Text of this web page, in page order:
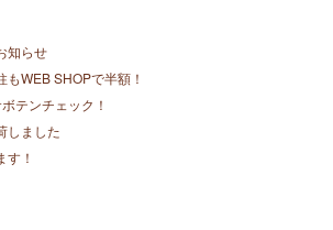
知らせ
WEB SHOPで半額！
テンチェック！
しました
す！